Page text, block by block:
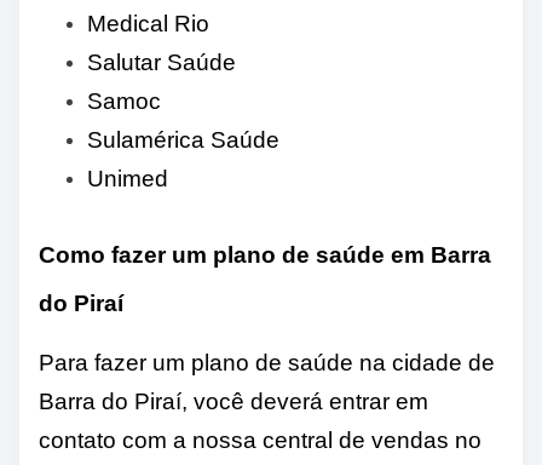
Medical Rio
Salutar Saúde
Samoc
Sulamérica Saúde
Unimed
Como fazer um plano de saúde em Barra
do Piraí
Para fazer um plano de saúde na cidade de
Barra do Piraí, você deverá entrar em
contato com a nossa central de vendas no